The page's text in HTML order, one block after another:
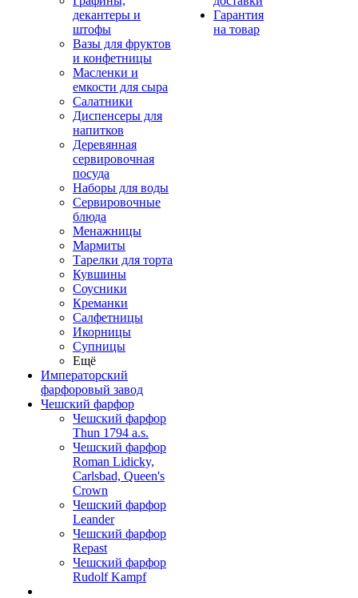
декантеры и
штофы
Вазы для фруктов
и конфетницы
Масленки и
емкости для сыра
Салатники
Диспенсеры для
напитков
Деревянная
сервировочная
посуда
Наборы для воды
Сервировочные
блюда
Менажницы
Мармиты
Тарелки для торта
Кувшины
Соусники
Креманки
Салфетницы
Икорницы
Супницы
Ещё
Императорский
фарфоровый завод
Чешский фарфор
Чешский фарфор
Thun 1794 a.s.
Чешский фарфор
Roman Lidicky,
Carlsbad, Queen's
Crown
Чешский фарфор
Leander
Чешский фарфор
Repast
Чешский фарфор
Rudolf Kampf
Гарантия
на товар